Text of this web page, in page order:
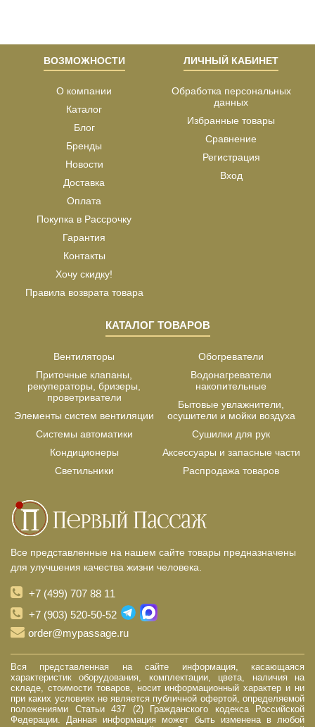
ВОЗМОЖНОСТИ
О компании
Каталог
Блог
Бренды
Новости
Доставка
Оплата
Покупка в Рассрочку
Гарантия
Контакты
Хочу скидку!
Правила возврата товара
ЛИЧНЫЙ КАБИНЕТ
Обработка персональных
данных
Избранные товары
Сравнение
Регистрация
Вход
КАТАЛОГ ТОВАРОВ
Вентиляторы
Приточные клапаны,
рекуператоры, бризеры,
проветриватели
Элементы систем вентиляции
Системы автоматики
Кондиционеры
Светильники
Обогреватели
Водонагреватели
накопительные
Бытовые увлажнители,
осушители и мойки воздуха
Сушилки для рук
Аксессуары и запасные части
Распродажа товаров
Все представленные на нашем сайте товары предназначены
для улучшения качества жизни человека.
+7 (499) 707 88 11
+7 (903) 520-50-52
order@mypassage.ru
Вся представленная на сайте информация, касающаяся
характеристик оборудования, комплектации, цвета, наличия на
складе, стоимости товаров, носит информационный характер и ни
при каких условиях не является публичной офертой, определяемой
положениями Статьи 437 (2) Гражданского кодекса Российской
Федерации. Данная информация может быть изменена в любой